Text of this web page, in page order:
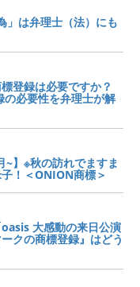
」は弁理士（法）にも
登録は必要ですか？
必要性を弁理士が解
~】※秋の訪れでますま
！＜ONION商標＞
oasis 大感動の来日公演
クの商標登録』はどう